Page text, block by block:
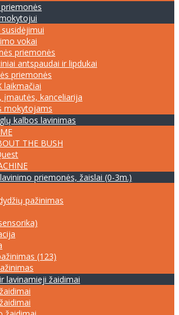
vokai
priemonės
antspaudai ir lipdukai
priemonės
laikmačiai
įmautės, kanceliarija
mokytojams
kalbos lavinimas
THE BUSH
priemonės, žaislai (0-3m.)
pažinimas
(123)
lavinamieji žaidimai